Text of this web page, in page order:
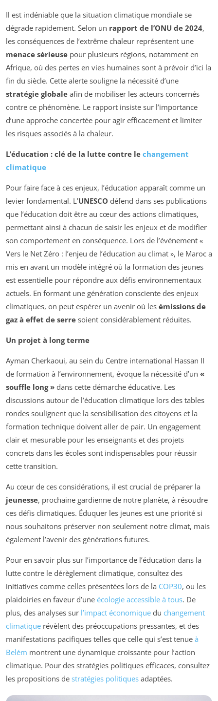
Il est indéniable que la situation climatique mondiale se
dégrade rapidement. Selon un rapport de l’ONU de 2024,
les conséquences de l’extrême chaleur représentent une
menace sérieuse pour plusieurs régions, notamment en
Afrique, où des pertes en vies humaines sont à prévoir d’ici la
fin du siècle. Cette alerte souligne la nécessité d’une
stratégie globale afin de mobiliser les acteurs concernés
contre ce phénomène. Le rapport insiste sur l’importance
d’une approche concertée pour agir efficacement et limiter
les risques associés à la chaleur.
L’éducation : clé de la lutte contre le changement
climatique
Pour faire face à ces enjeux, l’éducation apparaît comme un
levier fondamental. L’UNESCO défend dans ses publications
que l’éducation doit être au cœur des actions climatiques,
permettant ainsi à chacun de saisir les enjeux et de modifier
son comportement en conséquence. Lors de l’événement «
Vers le Net Zéro : l’enjeu de l’éducation au climat », le Maroc a
mis en avant un modèle intégré où la formation des jeunes
est essentielle pour répondre aux défis environnementaux
actuels. En formant une génération consciente des enjeux
climatiques, on peut espérer un avenir où les émissions de
gaz à effet de serre soient considérablement réduites.
Un projet à long terme
Ayman Cherkaoui, au sein du Centre international Hassan II
de formation à l’environnement, évoque la nécessité d’un «
souffle long » dans cette démarche éducative. Les
discussions autour de l’éducation climatique lors des tables
rondes soulignent que la sensibilisation des citoyens et la
formation technique doivent aller de pair. Un engagement
clair et mesurable pour les enseignants et des projets
concrets dans les écoles sont indispensables pour réussir
cette transition.
Au cœur de ces considérations, il est crucial de préparer la
jeunesse, prochaine gardienne de notre planète, à résoudre
ces défis climatiques. Éduquer les jeunes est une priorité si
nous souhaitons préserver non seulement notre climat, mais
également l’avenir des générations futures.
Pour en savoir plus sur l’importance de l’éducation dans la
lutte contre le dérèglement climatique, consultez des
initiatives comme celles présentées lors de la COP30, ou les
plaidoiries en faveur d’une écologie accessible à tous. De
plus, des analyses sur l’impact économique du changement
climatique révèlent des préoccupations pressantes, et des
manifestations pacifiques telles que celle qui s’est tenue à
Belém montrent une dynamique croissante pour l’action
climatique. Pour des stratégies politiques efficaces, consultez
les propositions de stratégies politiques adaptées.